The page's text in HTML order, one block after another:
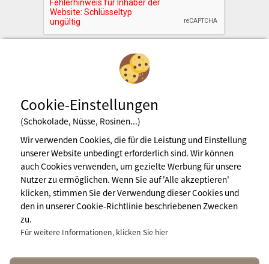
Newsletter abonnieren
Impressum
Nutzungsbedingungen
Pressebereich
Cookie-Einstellungen
(Schokolade, Nüsse, Rosinen...)
Wir verwenden Cookies, die für die Leistung und Einstellung
unserer Website unbedingt erforderlich sind. Wir können
auch Cookies verwenden, um gezielte Werbung für unsere
Nutzer zu ermöglichen. Wenn Sie auf 'Alle akzeptieren'
klicken, stimmen Sie der Verwendung dieser Cookies und
den in unserer Cookie-Richtlinie beschriebenen Zwecken
zu.
Für weitere Informationen, klicken Sie hier